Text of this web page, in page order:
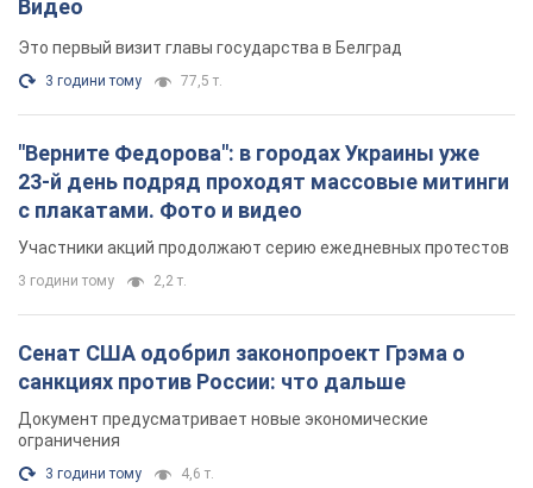
Участники акций продолжают серию ежедневных протестов
3 години тому 2,2 т.
Сенат США одобрил законопроект Грэма о
санкциях против России: что дальше
Документ предусматривает новые экономические
ограничения